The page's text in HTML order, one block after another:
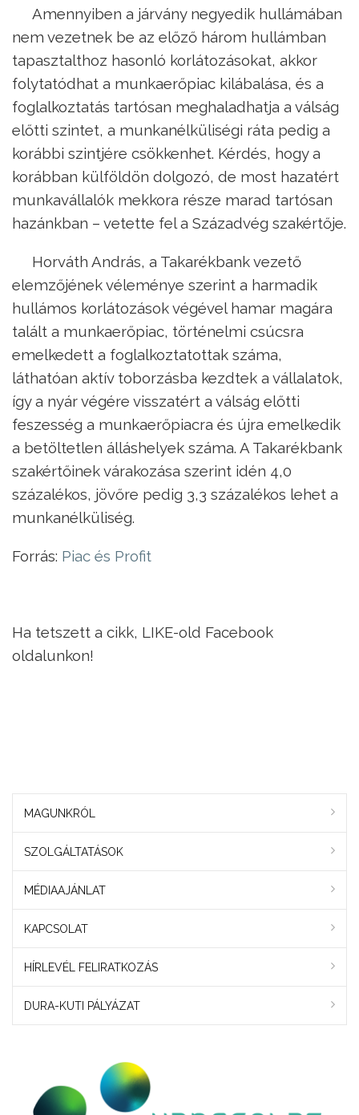
Amennyiben a járvány negyedik hullámában
nem vezetnek be az előző három hullámban
tapasztalthoz hasonló korlátozásokat, akkor
folytatódhat a munkaerőpiac kilábalása, és a
foglalkoztatás tartósan meghaladhatja a válság
előtti szintet, a munkanélküliségi ráta pedig a
korábbi szintjére csökkenhet. Kérdés, hogy a
korábban külföldön dolgozó, de most hazatért
munkavállalók mekkora része marad tartósan
hazánkban – vetette fel a Századvég szakértője.
Horváth András, a Takarékbank vezető
elemzőjének véleménye szerint a harmadik
hullámos korlátozások végével hamar magára
talált a munkaerőpiac, történelmi csúcsra
emelkedett a foglalkoztatottak száma,
láthatóan aktív toborzásba kezdtek a vállalatok,
így a nyár végére visszatért a válság előtti
feszesség a munkaerőpiacra és újra emelkedik
a betöltetlen álláshelyek száma. A Takarékbank
szakértőinek várakozása szerint idén 4,0
százalékos, jövőre pedig 3,3 százalékos lehet a
munkanélküliség.
Forrás: Piac és Profit
Ha tetszett a cikk, LIKE-old Facebook
oldalunkon!
MAGUNKRÓL
SZOLGÁLTATÁSOK
MÉDIAAJÁNLAT
KAPCSOLAT
HÍRLEVÉL FELIRATKOZÁS
DURA-KUTI PÁLYÁZAT